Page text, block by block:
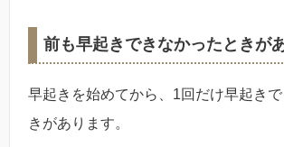
前も早起きできなかったときが
早起きを始めてから、1回だけ早起き
きがあります。